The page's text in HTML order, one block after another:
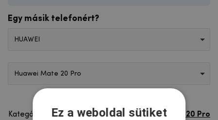
Egy másik telefonért?
HUAWEI
Huawei Mate 20 Pro
Kategória
Huawei Mate 20 Pro
Ez a weboldal sütiket